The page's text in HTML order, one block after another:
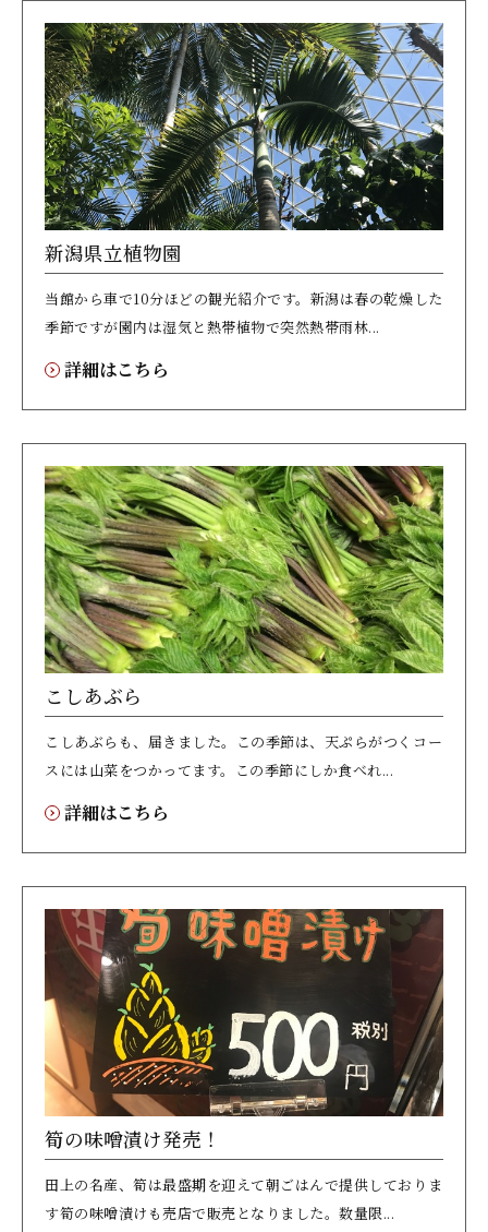
新潟県立植物園
当館から車で10分ほどの観光紹介です。新潟は春の乾燥した
季節ですが園内は湿気と熱帯植物で突然熱帯雨林...
詳細はこちら
こしあぶら
こしあぶらも、届きました。この季節は、天ぷらがつくコー
スには山菜をつかってます。この季節にしか食べれ...
詳細はこちら
筍の味噌漬け発売！
田上の名産、筍は最盛期を迎えて朝ごはんで提供しておりま
す筍の味噌漬けも売店で販売となりました。数量限...